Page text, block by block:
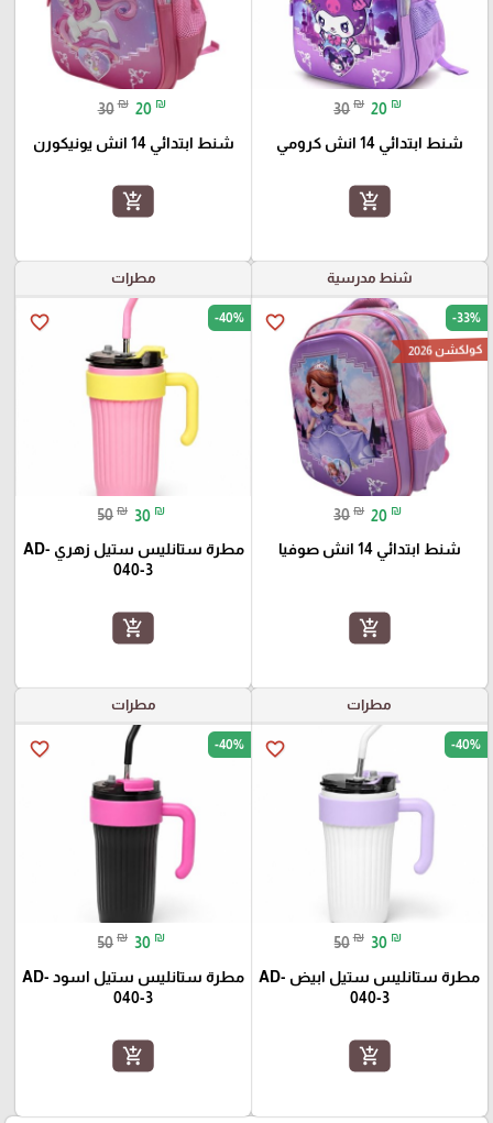
30 ₪ 20 ₪
شنط ابتدائي 14 انش كرومي
add_shopping_cart
30 ₪ 20 ₪
شنط ابتدائي 14 انش يونيكورن
add_shopping_cart
شنط مدرسية
favorite_border -33%
كولكشن 2026
30 ₪ 20 ₪
شنط ابتدائي 14 انش صوفيا
add_shopping_cart
مطرات
favorite_border -40%
50 ₪ 30 ₪
مطرة ستانليس ستيل زهري AD-
040-3
add_shopping_cart
مطرات
favorite_border -40%
50 ₪ 30 ₪
مطرة ستانليس ستيل ابيض AD-
040-3
add_shopping_cart
مطرات
favorite_border -40%
50 ₪ 30 ₪
مطرة ستانليس ستيل اسود AD-
040-3
add_shopping_cart